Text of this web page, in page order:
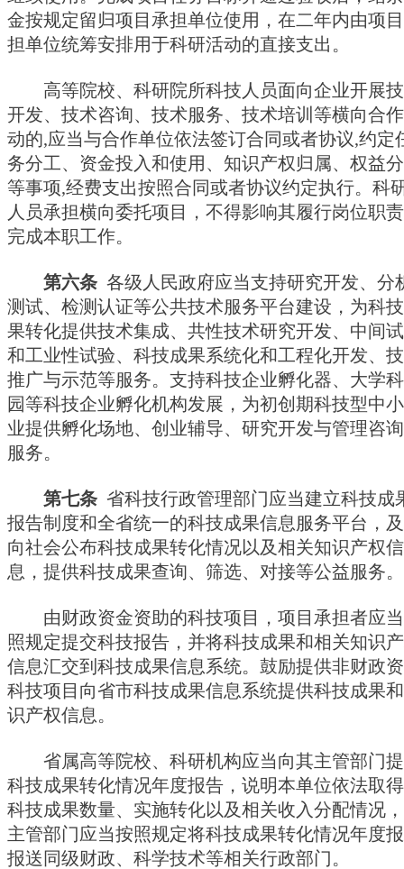
金按规定留归项目承担单位使用，在二年内由项
担单位统筹安排用于科研活动的直接支出。
高等院校、科研院所科技人员面向企业开展
开发、技术咨询、技术服务、技术培训等横向合
动的,应当与合作单位依法签订合同或者协议,约定
务分工、资金投入和使用、知识产权归属、权益
等事项,经费支出按照合同或者协议约定执行。科
人员承担横向委托项目，不得影响其履行岗位职
完成本职工作。
第六条 各级人民政府应当支持研究开发、分
测试、检测认证等公共技术服务平台建设，为科
果转化提供技术集成、共性技术研究开发、中间
和工业性试验、科技成果系统化和工程化开发、
推广与示范等服务。支持科技企业孵化器、大学
园等科技企业孵化机构发展，为初创期科技型中
业提供孵化场地、创业辅导、研究开发与管理咨
服务。
第七条 省科技行政管理部门应当建立科技成
报告制度和全省统一的科技成果信息服务平台，
向社会公布科技成果转化情况以及相关知识产权信
息，提供科技成果查询、筛选、对接等公益服务。
由财政资金资助的科技项目，项目承担者应
照规定提交科技报告，并将科技成果和相关知识
信息汇交到科技成果信息系统。鼓励提供非财政
科技项目向省市科技成果信息系统提供科技成果
识产权信息。
省属高等院校、科研机构应当向其主管部门
科技成果转化情况年度报告，说明本单位依法取
科技成果数量、实施转化以及相关收入分配情况
主管部门应当按照规定将科技成果转化情况年度
报送同级财政、科学技术等相关行政部门。